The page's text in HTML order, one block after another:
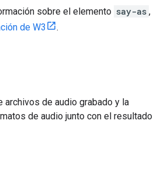
sobre el elemento say-as ,
de W3 .
archivos de audio grabado y la
de audio junto con el resultado